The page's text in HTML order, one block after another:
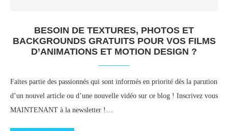
BESOIN DE TEXTURES, PHOTOS ET
BACKGROUNDS GRATUITS POUR VOS FILMS
D’ANIMATIONS ET MOTION DESIGN ?
Faites partie des passionnés qui sont informés en priorité dès la parution
d’un nouvel article ou d’une nouvelle vidéo sur ce blog ! Inscrivez vous
MAINTENANT à la newsletter !…